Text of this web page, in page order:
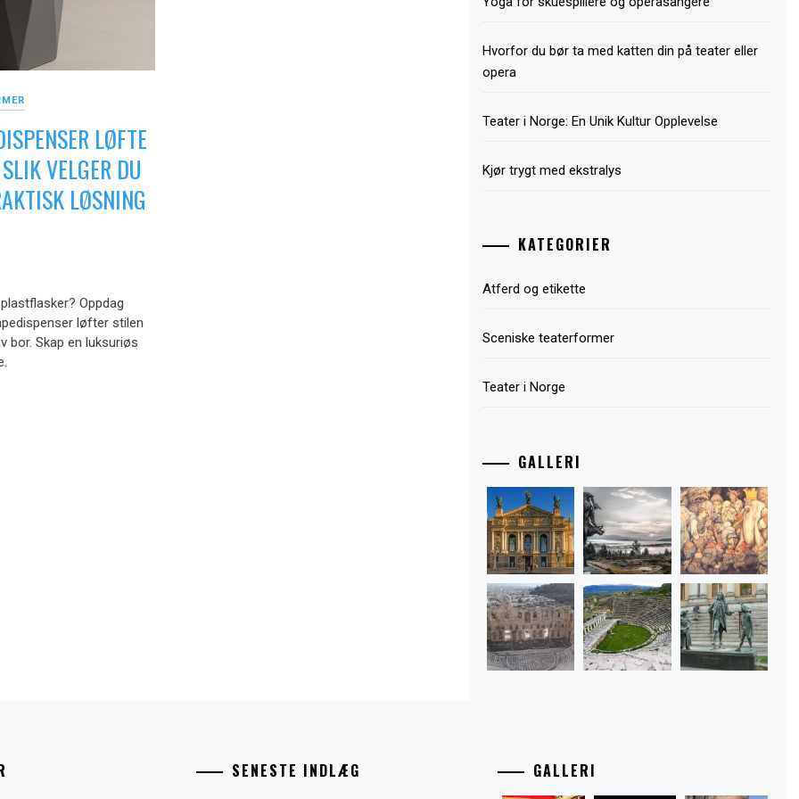
LØFTE
VELGER DU
LØSNING
Oppdag
løfter stilen
bor. Skap en luksuriøs
Hvorfor du bør ta med katten din på teater eller
opera
Teater i Norge: En Unik Kultur Opplevelse
Kjør trygt med ekstralys
KATEGORIER
Atferd og etikette
Sceniske teaterformer
Teater i Norge
GALLERI
SENESTE INDLÆG GALLERI